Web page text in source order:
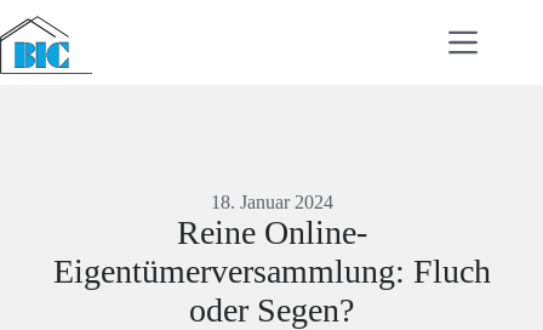
Inhalt
springen
18. Januar 2024
Reine Online-
Eigentümerversammlung: Fluch
oder Segen?